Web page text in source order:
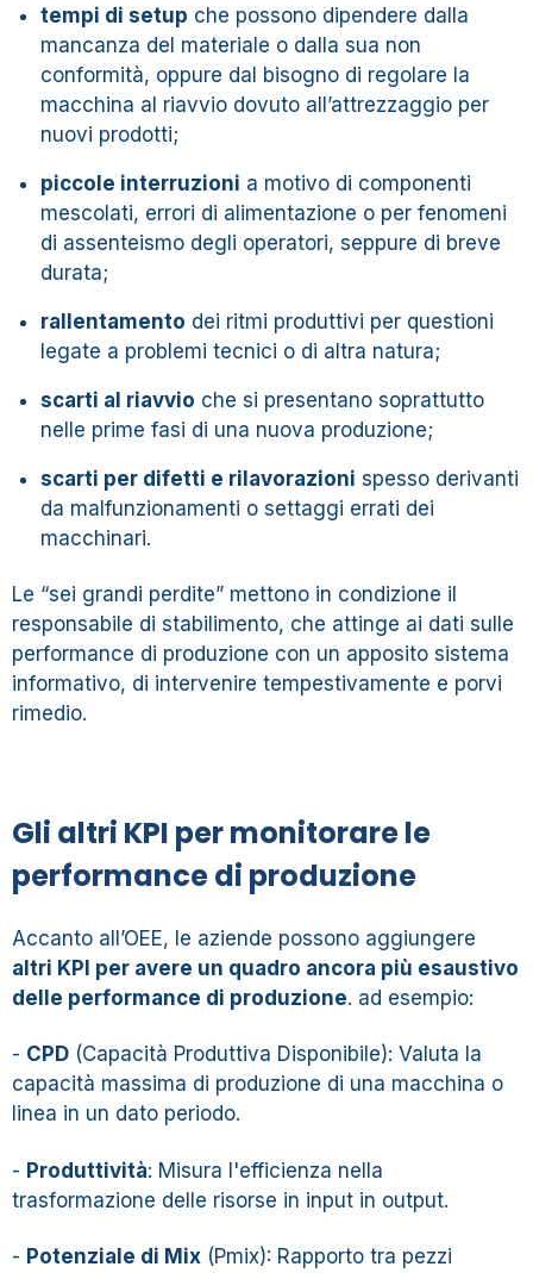
tempi di setup che possono dipendere dalla
mancanza del materiale o dalla sua non
conformità, oppure dal bisogno di regolare la
macchina al riavvio dovuto all’attrezzaggio per
nuovi prodotti;
piccole interruzioni a motivo di componenti
mescolati, errori di alimentazione o per fenomeni
di assenteismo degli operatori, seppure di breve
durata;
rallentamento dei ritmi produttivi per questioni
legate a problemi tecnici o di altra natura;
scarti al riavvio che si presentano soprattutto
nelle prime fasi di una nuova produzione;
scarti per difetti e rilavorazioni spesso derivanti
da malfunzionamenti o settaggi errati dei
macchinari.
Le “sei grandi perdite” mettono in condizione il
responsabile di stabilimento, che attinge ai dati sulle
performance di produzione con un apposito sistema
informativo, di intervenire tempestivamente e porvi
rimedio.
Gli altri KPI per monitorare le
performance di produzione
Accanto all’OEE, le aziende possono aggiungere
altri KPI per avere un quadro ancora più esaustivo
delle performance di produzione. ad esempio:
- CPD (Capacità Produttiva Disponibile): Valuta la
capacità massima di produzione di una macchina o
linea in un dato periodo.
- Produttività: Misura l'efficienza nella
trasformazione delle risorse in input in output.
- Potenziale di Mix (Pmix): Rapporto tra pezzi